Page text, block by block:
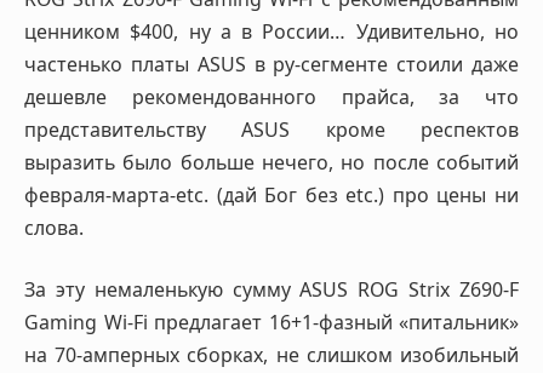
ценником $400, ну а в России… Удивительно, но
частенько платы ASUS в ру-сегменте стоили даже
дешевле рекомендованного прайса, за что
представительству ASUS кроме респектов
выразить было больше нечего, но после событий
февраля-марта-etc. (дай Бог без etc.) про цены ни
слова.
За эту немаленькую сумму ASUS ROG Strix Z690-F
Gaming Wi-Fi предлагает 16+1-фазный «питальник»
на 70-амперных сборках, не слишком изобильный